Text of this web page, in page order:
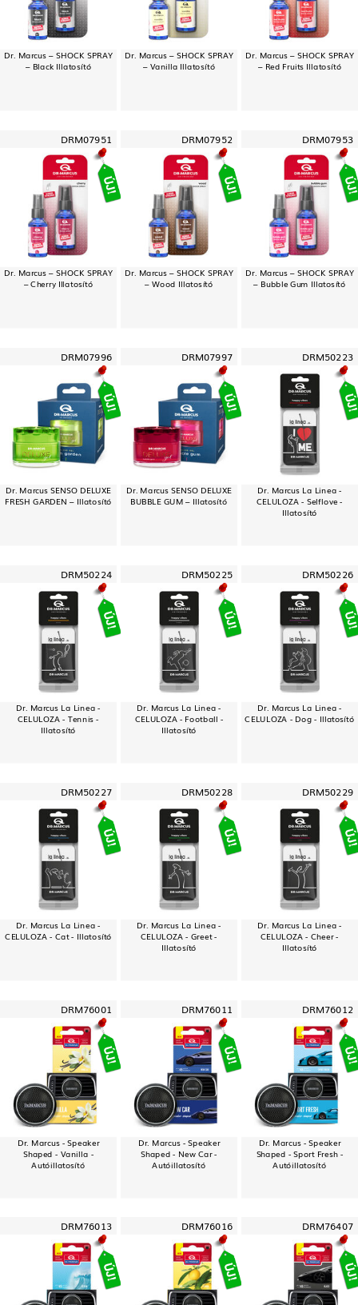
Dr. Marcus – SHOCK SPRAY
– Black Illatosító
Dr. Marcus – SHOCK SPRAY
– Vanilla Illatosító
Dr. Marcus – SHOCK SPRAY
– Red Fruits Illatosító
DRM07951
Dr. Marcus – SHOCK SPRAY
– Cherry Illatosító
DRM07952
Dr. Marcus – SHOCK SPRAY
– Wood Illatosító
DRM07953
Dr. Marcus – SHOCK SPRAY
– Bubble Gum Illatosító
DRM07996
Dr. Marcus SENSO DELUXE
FRESH GARDEN – Illatosító
DRM07997
Dr. Marcus SENSO DELUXE
BUBBLE GUM – Illatosító
DRM50223
Dr. Marcus La Linea -
CELULOZA - Selflove -
Illatosító
DRM50224
Dr. Marcus La Linea -
CELULOZA - Tennis -
Illatosító
DRM50225
Dr. Marcus La Linea -
CELULOZA - Football -
Illatosító
DRM50226
Dr. Marcus La Linea -
CELULOZA - Dog - Illatosító
DRM50227
Dr. Marcus La Linea -
CELULOZA - Cat - Illatosító
DRM50228
Dr. Marcus La Linea -
CELULOZA - Greet -
Illatosító
DRM50229
Dr. Marcus La Linea -
CELULOZA - Cheer -
Illatosító
DRM76001
Dr. Marcus - Speaker
Shaped - Vanilla -
Autóillatosító
DRM76011
Dr. Marcus - Speaker
Shaped - New Car -
Autóillatosító
DRM76012
Dr. Marcus - Speaker
Shaped - Sport Fresh -
Autóillatosító
DRM76013 DRM76016 DRM76407